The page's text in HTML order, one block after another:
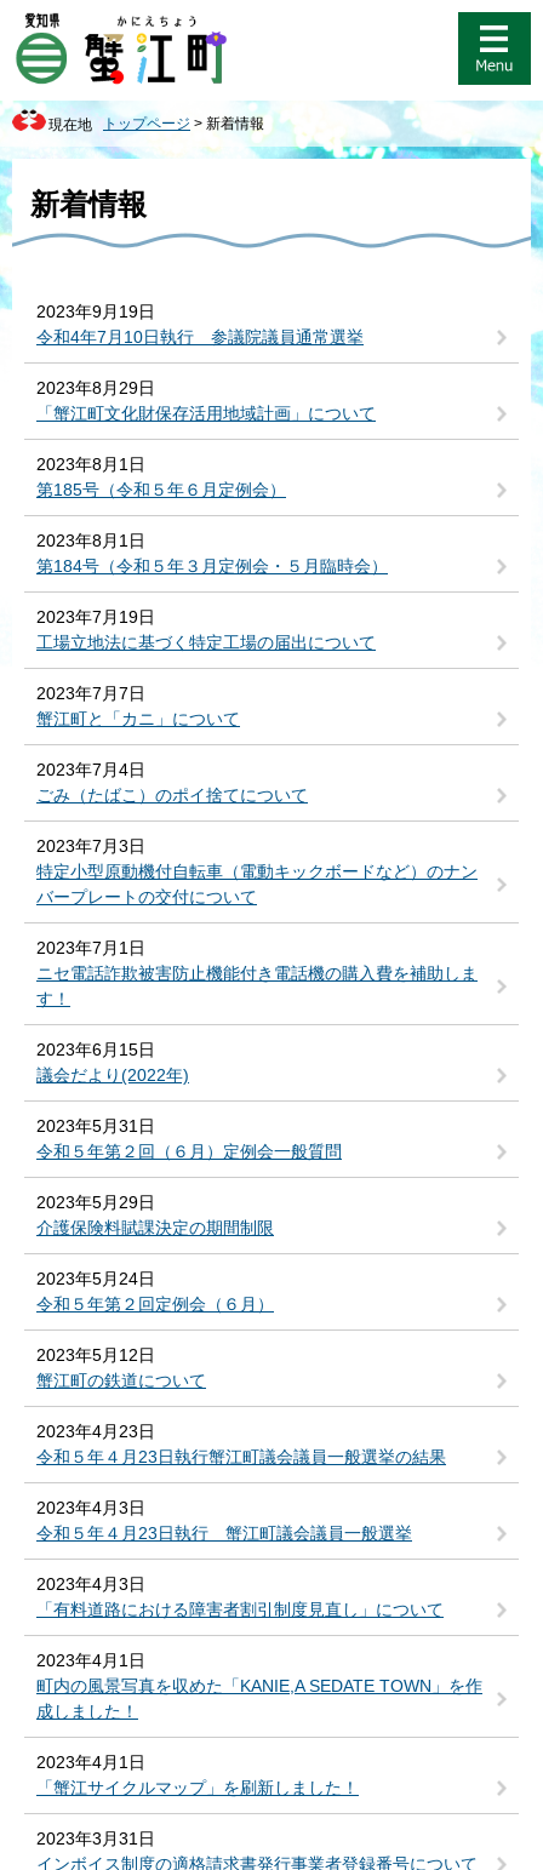
ジ
先
で
す
。
ュ
を
ば
し
て
本
へ
現在地 トップページ > 新着情報
新着情報
2023年9月19日
令和4年7月10日執行 参議院議員通常選挙
2023年8月29日
「蟹江町文化財保存活用地域計画」について
2023年8月1日
第185号（令和５年６月定例会）
2023年8月1日
第184号（令和５年３月定例会・５月臨時会）
2023年7月19日
工場立地法に基づく特定工場の届出について
2023年7月7日
蟹江町と「カニ」について
2023年7月4日
ごみ（たばこ）のポイ捨てについて
2023年7月3日
特定小型原動機付自転車（電動キックボードなど）のナン
バープレートの交付について
2023年7月1日
ニセ電話詐欺被害防止機能付き電話機の購入費を補助しま
す！
2023年6月15日
議会だより(2022年)
2023年5月31日
令和５年第２回（６月）定例会一般質問
2023年5月29日
介護保険料賦課決定の期間制限
2023年5月24日
令和５年第２回定例会（６月）
2023年5月12日
蟹江町の鉄道について
2023年4月23日
令和５年４月23日執行蟹江町議会議員一般選挙の結果
2023年4月3日
令和５年４月23日執行 蟹江町議会議員一般選挙
2023年4月3日
「有料道路における障害者割引制度見直し」について
2023年4月1日
町内の風景写真を収めた「KANIE,A SEDATE TOWN」を作
成しました！
2023年4月1日
「蟹江サイクルマップ」を刷新しました！
2023年3月31日
インボイス制度の適格請求書発行事業者登録番号について